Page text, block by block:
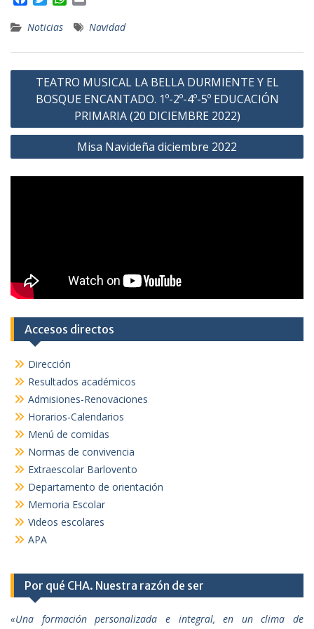
c
b
o
i
t
e
r
s
A
p
p
a
l
Noticias Navidad
Navegación
TEATRO MUSICAL LA BELLA DURMIENTE Y EL
BOSQUE ENCANTADO. 1º-2º-4º-5º EDUCACIÓN
PRIMARIA (20 DICIEMBRE 2022)
Misa Navideña diciembre 2022
Accesos directos
Dirección
Resultados académicos
Admisiones-Renovaciones
Horarios-Calendarios
Menú de comidas
Normas de convivencia
Extraescolar Barlovento
Departamento de orientación
Memoria Escolar
Videos escolares
APA
Por qué CHA. Nuestra razón de ser
«Una formación personalizada e integral, en un clima de